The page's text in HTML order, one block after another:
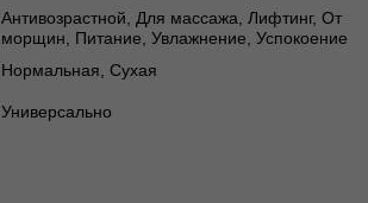
Антивозрастной, Для массажа, Лифтинг, От
морщин, Питание, Увлажнение, Успокоение
Нормальная, Сухая
Универсально